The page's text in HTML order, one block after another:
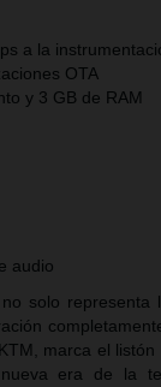
a la
OTA
y 3 GB de RAM
audio
solo
marca el
era de la